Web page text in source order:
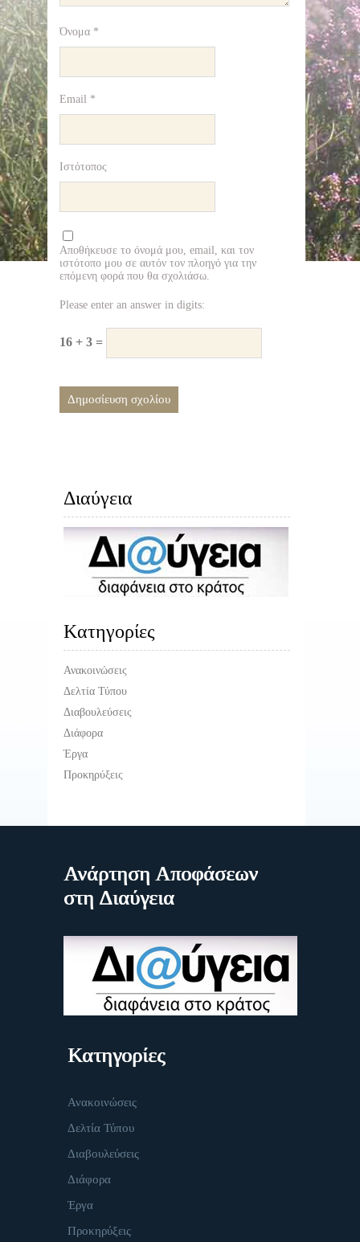
Όνομα *
Email *
Ιστότοπος
Αποθήκευσε το όνομά μου, email, και τον
ιστότοπο μου σε αυτόν τον πλοηγό για την
επόμενη φορά που θα σχολιάσω.
Please enter an answer in digits:
16 + 3 =
Διαύγεια
Kατηγορίες
Ανακοινώσεις
Δελτία Τύπου
Διαβουλεύσεις
Διάφορα
Έργα
Προκηρύξεις
Ανάρτηση Αποφάσεων
στη Διαύγεια
Κατηγορίες
Ανακοινώσεις
Δελτία Τύπου
Διαβουλεύσεις
Διάφορα
Έργα
Προκηρύξεις